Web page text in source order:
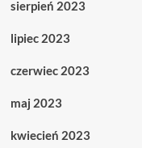
sierpień 2023
lipiec 2023
czerwiec 2023
maj 2023
kwiecień 2023